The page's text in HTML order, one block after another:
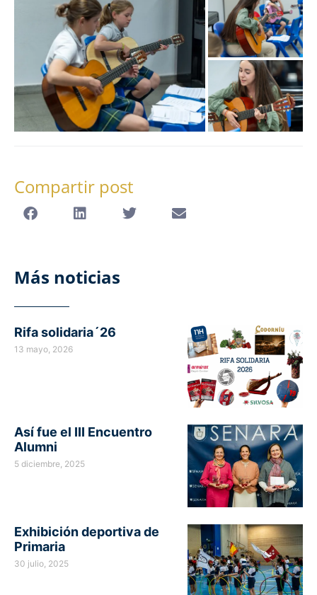
Compartir post
Más noticias
Rifa solidaria´26
13 mayo, 2026
Así fue el III Encuentro
Alumni
5 diciembre, 2025
Exhibición deportiva de
Primaria
30 julio, 2025